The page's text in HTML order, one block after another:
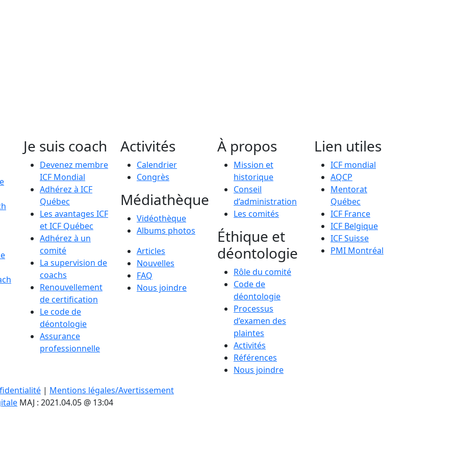
Je suis coach
Devenez membre
ICF Mondial
Adhérez à ICF
Québec
Les avantages ICF
et ICF Québec
Adhérez à un
comité
La supervision de
coachs
Renouvellement
de certification
Le code de
déontologie
Assurance
professionnelle
Activités
Calendrier
Congrès
Médiathèque
Vidéothèque
Albums photos
Articles
Nouvelles
FAQ
Nous joindre
À propos
Mission et
historique
Conseil
d’administration
Les comités
Éthique et
déontologie
Rôle du comité
Code de
déontologie
Processus
d’examen des
plaintes
Activités
Références
Nous joindre
Lien utiles
ICF mondial
AQCP
Mentorat
Québec
ICF France
ICF Belgique
ICF Suisse
PMI Montréal
| Mentions légales/Avertissement
MAJ : 2021.04.05 @ 13:04